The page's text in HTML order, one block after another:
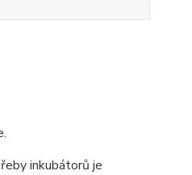
inkubátorů je